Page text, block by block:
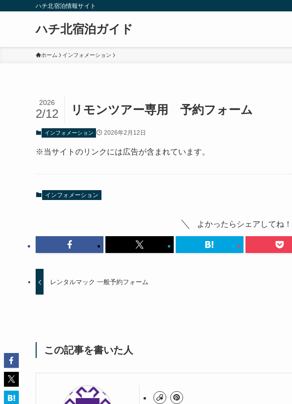
ハチ北宿泊情報サイト
ハチ北宿泊ガイド
ホーム インフォメーション
リモンツアー専用 予約フォーム
2026
2/12
インフォメーション 2026年2月12日
※当サイトのリンクには広告が含まれています。
インフォメーション
よかったらシェアしてね！
レンタルマック 一般予約フォーム
この記事を書いた人